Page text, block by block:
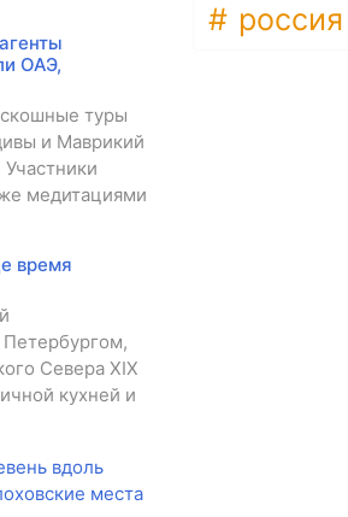
ОАЭ,
туры
и Маврикий
медитациями
время
Севера XIX
кухней и
россия